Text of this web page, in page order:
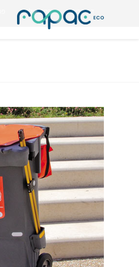
דף הבית החזון שלנו